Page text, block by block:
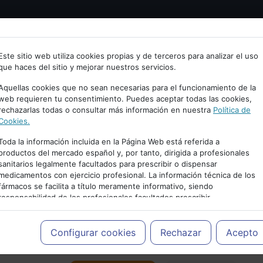
a psiquiatria.com
tu Email
o regístrate con tu email.
Cancelar
sitio web utiliza cookies propias y de terceros para analizar el uso
haces del sitio y mejorar nuestros servicios.
cookies que no sean necesarias para el funcionamiento de la
requieren tu consentimiento. Puedes aceptar todas las cookies,
todas o consultar más información en nuestra Política de
la información incluida en la Página Web está referida a
del mercado español y, por tanto, dirigida a profesionales
legalmente facultados para prescribir o dispensar
con ejercicio profesional. La información técnica de los
se facilita a título meramente informativo, siendo
de los profesionales facultados prescribir
y decidir, en cada caso concreto, el tratamiento más
a las necesidades del paciente.
Configurar cookies Rechazar Acepto
PUBLICIDAD